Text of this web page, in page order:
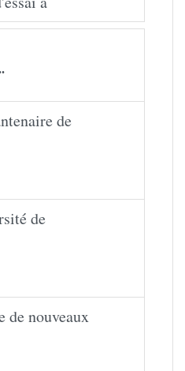
de
de
de nouveaux